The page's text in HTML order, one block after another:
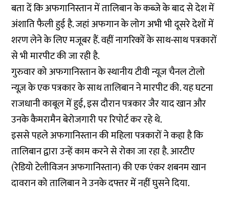
बता दें कि अफगानिस्तान में तालिबान के कब्जे के बाद से देश में
अंशाति फैली हुई है. जहां अफगान के लोग अभी भी दूसरे देशों में
शरण लेने के लिए मजूबर हैं. वहीं नागरिकों के साथ-साथ पत्रकारों
से भी मारपीट की जा रही है.
गुरुवार को अफगानिस्तान के स्थानीय टीवी न्यूज चैनल टोलो
न्यूज़ के एक पत्रकार के साथ तालिबान ने मारपीट की. यह घटना
राजधानी काबूल में हुई, इस दौरान पत्रकार जैर याद खान और
उनके कैमरामैन बेरोजगारी पर रिपोर्ट कर रहे थे.
इससे पहले अफगानिस्तान की महिला पत्रकारों ने कहा है कि
तालिबान द्वारा उन्हें काम करने से रोका जा रहा है. आरटीए
(रेडियो टेलीविजन अफगानिस्तान) की एक एंकर शबनम खान
दावरान को तालिबान ने उनके दफ्तर में नहीं घुसने दिया.